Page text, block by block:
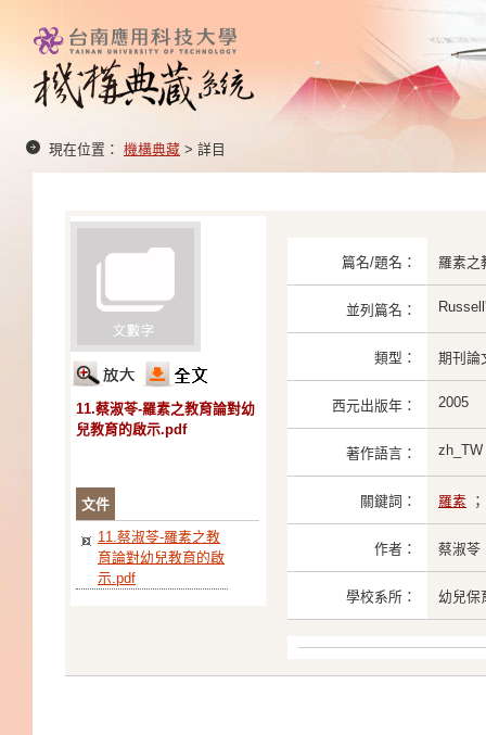
現在位置： 機構典藏 > 詳目
11.蔡淑苓-羅素之教育論對幼
兒教育的啟示.pdf
文件
11.蔡淑苓-羅素之教
育論對幼兒教育的啟
示.pdf
篇名/題名： 羅素之
並列篇名：
類型： 期刊論
西元出版年： 2005
著作語言： zh_TW
關鍵詞： 羅素
作者： 蔡淑苓
學校系所： 幼兒保